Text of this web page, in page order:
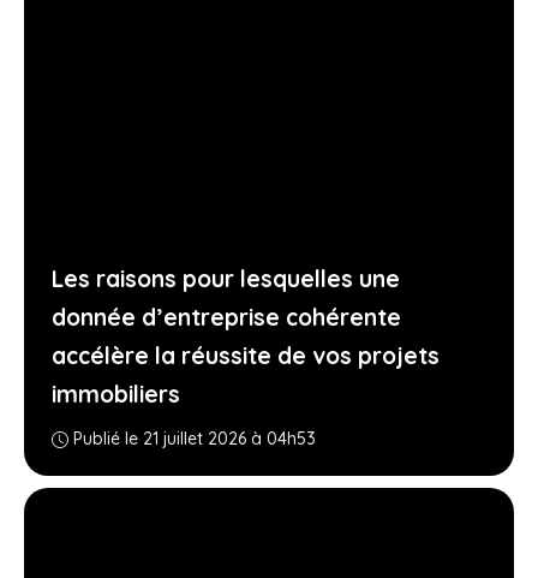
Les raisons pour lesquelles une
donnée d’entreprise cohérente
accélère la réussite de vos projets
immobiliers
Publié le 21 juillet 2026 à 04h53